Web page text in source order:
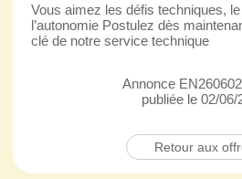
Vous aimez les défis techniques,
l’autonomie Postulez dès
clé de notre service technique
Annonce
publiée le 02/06/
Retour aux